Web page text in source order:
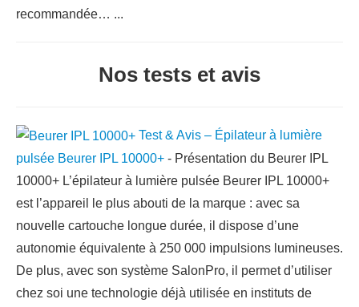
recommandée… ...
Nos tests et avis
Test & Avis – Épilateur à lumière
pulsée Beurer IPL 10000+ - Présentation du Beurer IPL
10000+ L’épilateur à lumière pulsée Beurer IPL 10000+
est l’appareil le plus abouti de la marque : avec sa
nouvelle cartouche longue durée, il dispose d’une
autonomie équivalente à 250 000 impulsions lumineuses.
De plus, avec son système SalonPro, il permet d’utiliser
chez soi une technologie déjà utilisée en instituts de